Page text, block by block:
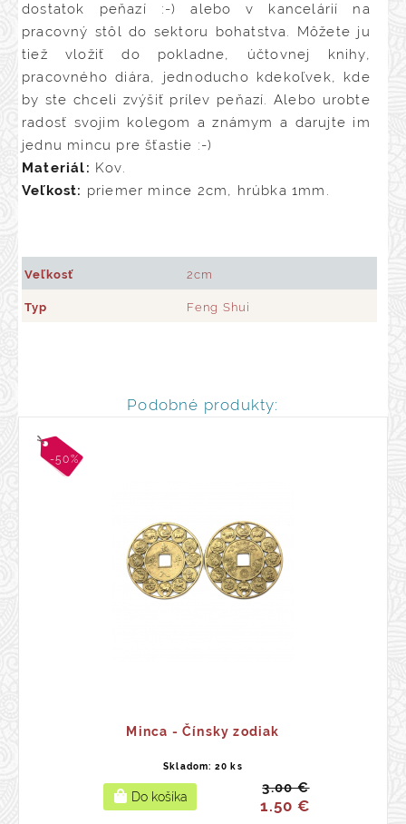
dostatok peňazí :-) alebo v kancelárií na
pracovný stôl do sektoru bohatstva. Môžete ju
tiež vložiť do pokladne, účtovnej knihy,
pracovného diára, jednoducho kdekoľvek, kde
by ste chceli zvýšiť prílev peňazí. Alebo urobte
radosť svojim kolegom a známym a darujte im
jednu mincu pre šťastie :-)
Materiál: Kov.
Veľkost: priemer mince 2cm, hrúbka 1mm.
Veľkosť 2cm
Typ Feng Shui
Podobné produkty:
-50%
Minca - Čínsky zodiak
Skladom: 20 ks
3.00 €
1.50 €